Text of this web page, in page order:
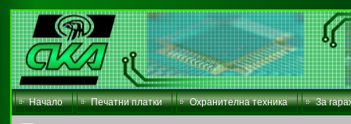
Начало Печатни платки Охранителна техника За